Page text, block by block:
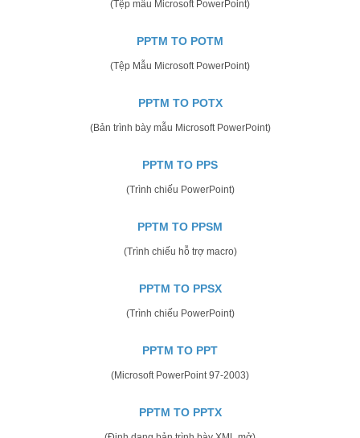
(Tệp mẫu Microsoft PowerPoint)
PPTM TO POTM
(Tệp Mẫu Microsoft PowerPoint)
PPTM TO POTX
(Bản trình bày mẫu Microsoft PowerPoint)
PPTM TO PPS
(Trình chiếu PowerPoint)
PPTM TO PPSM
(Trình chiếu hỗ trợ macro)
PPTM TO PPSX
(Trình chiếu PowerPoint)
PPTM TO PPT
(Microsoft PowerPoint 97-2003)
PPTM TO PPTX